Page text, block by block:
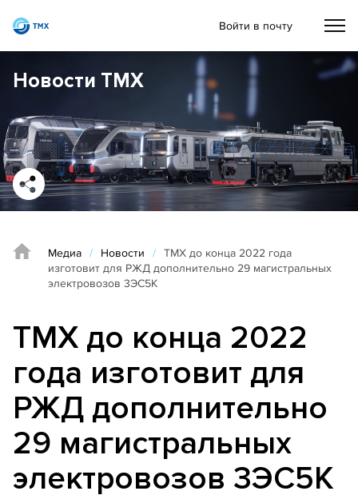
Войти в почту
Новости ТМХ
Медиа / Новости / ТМХ до конца 2022 года
изготовит для РЖД дополнительно 29 магистральных
электровозов 3ЭС5К
ТМХ до конца 2022
года изготовит для
РЖД дополнительно
29 магистральных
электровозов 3ЭС5К